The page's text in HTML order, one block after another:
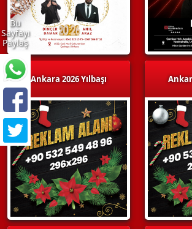
Ankara 2026 Yılbaşı
Bu
Sayfayı
Paylaş